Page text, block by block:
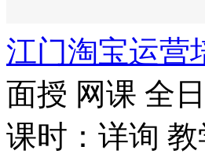
江门淘宝运营
面授 网课 全
课时：详询 教